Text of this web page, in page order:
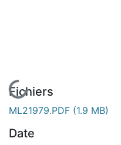
En cours de chargement...
Fichiers
ML21979.PDF (1.9 MB)
Date